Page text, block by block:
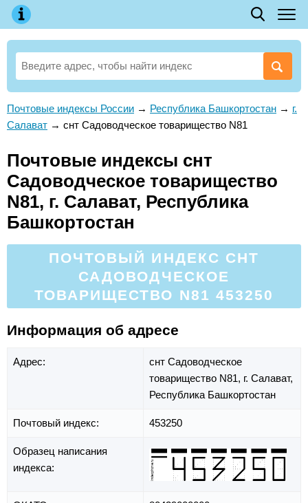
Почтовые индексы России → Республика Башкортостан → г.
Салават → снт Садоводческое товарищество N81
Почтовые индексы снт
Садоводческое товарищество
N81, г. Салават, Республика
Башкортостан
ПОЧТОВЫЙ ИНДЕКС СНТ
САДОВОДЧЕСКОЕ
ТОВАРИЩЕСТВО N81 453250
Информация об адресе
Адрес:
снт Садоводческое
товарищество N81, г. Салават,
Республика Башкортостан
Почтовый индекс: 453250
Образец написания
индекса: